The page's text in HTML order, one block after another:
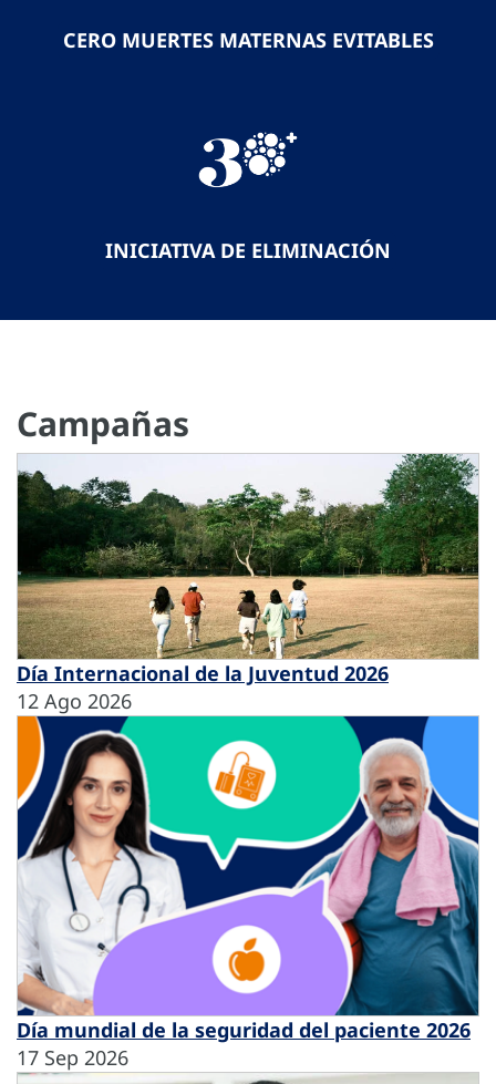
CERO MUERTES MATERNAS EVITABLES
INICIATIVA DE ELIMINACIÓN
Campañas
Día Internacional de la Juventud 2026
12 Ago 2026
Día mundial de la seguridad del paciente 2026
17 Sep 2026